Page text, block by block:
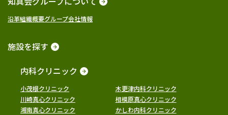
沿革組織概要グループ会社情報
施設を探す
内科クリニック
小茂根クリニック
木更津内科クリニック
川崎真心クリニック
相模原真心クリニック
湘南真心クリニック
かしわ内科クリニック